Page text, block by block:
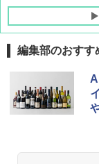
編集部のおすす